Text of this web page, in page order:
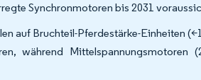
Synchronmotoren bis 2031
auf Bruchteil-Pferdestärke-Einheiten
während